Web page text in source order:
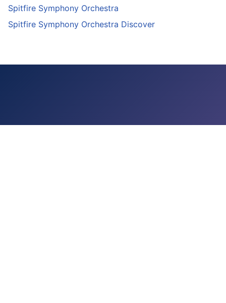
Spitfire Symphony Orchestra
Spitfire Symphony Orchestra Discover